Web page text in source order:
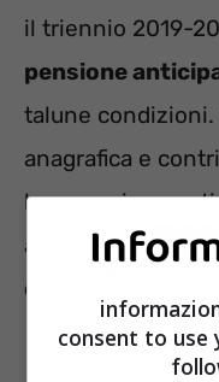
il triennio 2019-
pensione
talune condizioni.
anagrafica e
la cessazione
a coloro che
d’età e i 38 anni
consent to use